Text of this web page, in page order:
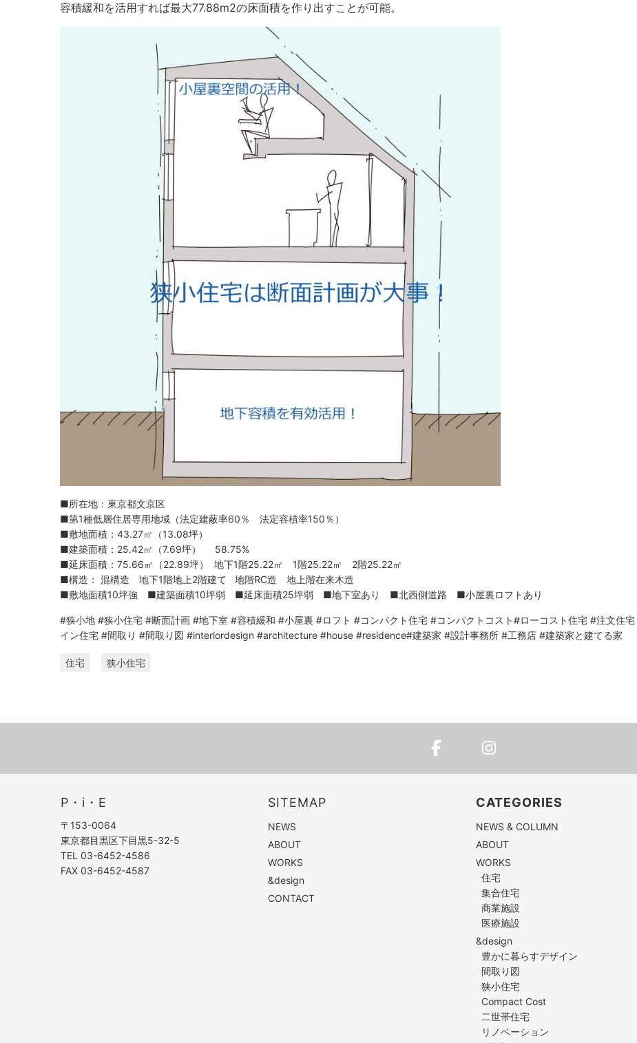
容積緩和を活用すれば最大77.88m2の床面積を作り出すことが可能。
■所在地：東京都文京区
■第1種低層住居専用地域（法定建蔽率60％ 法定容積率150％）
■敷地面積：43.27㎡（13.08坪）
■建築面積：25.42㎡（7.69坪） 58.75%
■延床面積：75.66㎡（22.89坪） 地下1階25.22㎡ 1階25.22㎡ 2階25.22㎡
■構造： 混構造 地下1階地上2階建て 地階RC造 地上階在来木造
■敷地面積10坪強 ■建築面積10坪弱 ■延床面積25坪弱 ■地下室あり ■北西側道路 ■小屋裏ロフトあり
#狭小地 #狭小住宅 #断面計画 #地下室 #容積緩和 #小屋裏 #ロフト #コンパクト住宅 #コンパクトコスト#ローコスト住宅 #注文住宅
イン住宅 #間取り #間取り図 #interiordesign #architecture #house #residence#建築家 #設計事務所 #工務店 #建築家と建てる家
住宅 狭小住宅
P・i・E
〒153-0064
東京都目黒区下目黒5-32-5
TEL 03-6452-4586
FAX 03-6452-4587
SITEMAP
NEWS
ABOUT
WORKS
&design
CONTACT
CATEGORIES
NEWS & COLUMN
ABOUT
WORKS
住宅
集合住宅
商業施設
医療施設
&design
豊かに暮らすデザイン
間取り図
狭小住宅
Compact Cost
二世帯住宅
リノベーション